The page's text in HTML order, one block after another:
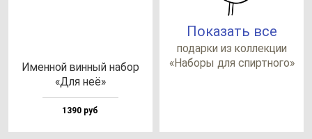
Имен­ной вин­ный на­бор
«Для неё»
1390 руб
Показать все
по­дар­ки из кол­лек­ции
«Набо­ры для спир­тно­го»